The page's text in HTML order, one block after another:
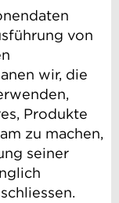
von
wir, die
Produkte
zu machen,
seiner